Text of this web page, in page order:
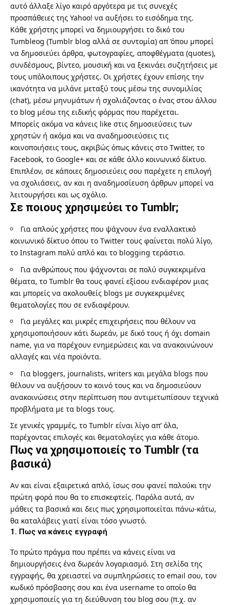
αυτό άλλαξε λίγο καιρό αργότερα με τις συνεχές
προσπάθειες της Yahoo! να αυξήσει το εισόδημα της.
Κάθε χρήστης μπορεί να δημιουργήσει το δικό του
Tumbleog (Tumblr blog αλλά σε συντομία) απ ‘όπου μπορεί
να δημοσιεύει άρθρα, φωτογραφίες, αποφθέγματα (quotes),
συνδέσμους, βίντεο, μουσική και να ξεκινάει συζητήσεις με
τους υπόλοιπους χρήστες. Οι χρήστες έχουν επίσης την
ικανότητα να μιλάνε μεταξύ τους μέσω της συνομιλίας
(chat), μέσω μηνυμάτων ή σχολιάζοντας ο ένας στου άλλου
το blog μέσω της ειδικής φόρμας που παρέχεται.
Μπορείς ακόμα να κάνεις like στις δημοσιεύσεις των
χρηστών ή ακόμα και να αναδημοσιεύσεις τις
κοινοποιήσεις τους, ακριβώς όπως κάνεις στο Twitter, το
Facebook, το Google+ και σε κάθε άλλο κοινωνικό δίκτυο.
Επιπλέον, σε κάποιες δημοσιεύεις σου παρέχετε η επιλογή
να σχολιάσεις, αν και η αναδημοσίευση άρθρων μπορεί να
λειτουργήσει και ως σχόλιο.
Σε ποιους χρησιμεύει το Tumblr;
Για απλούς χρήστες που ψάχνουν ένα εναλλακτικό
κοινωνικό δίκτυο όπου το Twitter τους φαίνεται πολύ λίγο,
το Instagram πολύ απλό και το blogging τεράστιο.
Για ανθρώπους που ψάχνονται σε πολύ συγκεκριμένα
θέματα, το Tumblr θα τους φανεί εξίσου ενδιαφέρον μιας
και μπορείς να ακολουθείς blogs με συγκεκριμένες
θεματολογίες που σε ενδιαφέρουν.
Για μεγάλες και μικρές επιχειρήσεις που θέλουν να
χρησιμοποιήσουν κάτι δωρεάν, με δικό τους ή όχι domain
name, για να παρέχουν ενημερώσεις και να ανακοινώνουν
αλλαγές και νέα προϊόντα.
Για bloggers, journalists, writers και μεγάλα blogs που
θέλουν να αυξήσουν το κοινό τους και να δημοσιεύουν
ανακοινώσεις στην περίπτωση που αντιμετωπίσουν τεχνικά
προβλήματα με τα blogs τους.
Σε γενικές γραμμές, το Tumblr είναι λίγο απ’ όλα,
παρέχοντας επιλογές και θεματολογίες για κάθε άτομο.
Πως να χρησιμοποιείς το Tumblr (τα
βασικά)
Αν και είναι εξαιρετικά απλό, ίσως σου φανεί παλούκι την
πρώτη φορά που θα το επισκεφτείς. Παρόλα αυτά, αν
μάθεις τα βασικά και δεις πως χρησιμοποιείται πάνω-κάτω,
θα καταλάβεις γιατί είναι τόσο γνωστό.
1. Πως να κάνεις εγγραφή
Το πρώτο πράγμα που πρέπει να κάνεις είναι να
δημιουργήσεις ένα δωρεάν λογαριασμό. Στη σελίδα της
εγγραφής, θα χρειαστεί να συμπληρώσεις το email σου, τον
κωδικό πρόσβασης σου και ένα username το οποίο θα
χρησιμοποιείς για τη διεύθυνση του blog σου (π.χ. αν